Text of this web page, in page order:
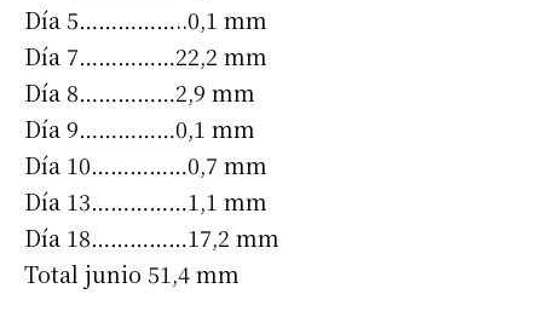
Día 5……………..0,1 mm
Día 7……………22,2 mm
Día 8……………2,9 mm
Día 9……………0,1 mm
Día 10……………0,7 mm
Día 13……………1,1 mm
Día 18……………17,2 mm
Total junio 51,4 mm